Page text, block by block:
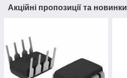
Акційні пропозиції та новинки